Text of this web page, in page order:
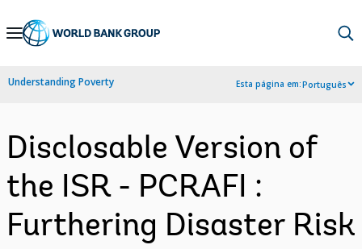
Skip
Navigation
Understanding Poverty Esta página em:Português
Disclosable Version of
the ISR - PCRAFI :
Furthering Disaster Risk